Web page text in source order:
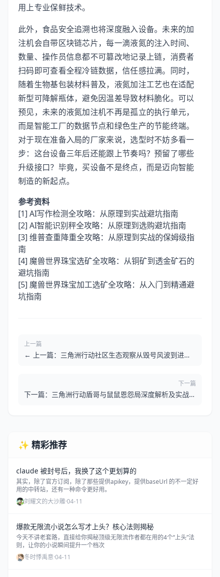
用上专业保鲜技术。
此外，食品安全追溯也将深度融入设备。未来的加
注机会自带区块链芯片，每一滴液氮的注入时间、
数量、操作员信息都不可篡改地记录上链，消费者
扫码即可查看全程冷链数据，信任感拉满。同时，
随着生物基包装材料普及，液氮加注工艺也在适配
新型可降解瓶体，避免因温差导致材料脆化。可以
预见，未来的液氮加注机不再是孤立的执行单元，
而是智能工厂的数据节点和绿色生产的节能终端。
对于现在准备入局的厂家来说，选型时不妨多看一
步：这台设备三年后还能跟上节奏吗？预留了哪些
升级接口？毕竟，买设备不是终点，而是迈向智能
制造的新起点。
参考资料
[1] AI写作检测全攻略：从原理到实战避坑指南
[2] AI智能识别秤全攻略：从原理到选购避坑指南
[3] 维普查重降重全攻略：从原理到实战的保姆级指
南
[4] 魔兽世界珠宝选矿全攻略：从铜矿到透金矿石的
避坑指南
[5] 魔兽世界珠宝加工选矿全攻略：从入门到精通避
坑指南
上一篇
← 上一篇：三角洲行动社区生态观察从毁号风波到进阶
下一篇
下一篇：三角洲行动盾哥与鼠鼠恩怨局深度解析及实战避
✨ 精彩推荐
claude 被封号后，我换了这个更划算的
其实，除了官方订阅，除了那些提供apikey，提供baseUrl 的不一定好
用的中转站，还有一种命令更好用。
刘耀文的大沙雕·04-11
爆款无限流小说怎么写才上头？核心法则揭秘
今天不讲老套路，直接给你揭秘顶级无限流作者都在用的4个“上头”法
则，让你的小说瞬间提升一个档次
冬时悸禹意·04-11